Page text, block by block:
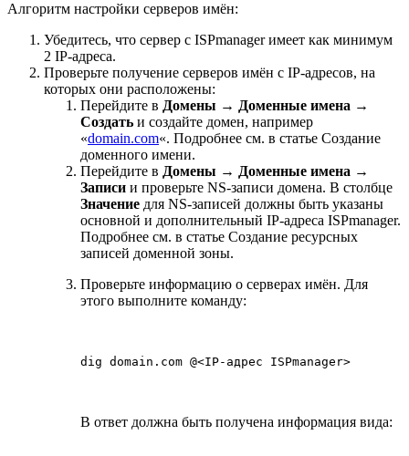
Алгоритм настройки серверов имён:
Убедитесь, что сервер с ISPmanager имеет как минимум
2 IP-адреса.
Проверьте получение серверов имён с IP-адресов, на
которых они расположены:
Перейдите в Домены → Доменные имена →
Создать и создайте домен, например
«domain.com«. Подробнее см. в статье Создание
доменного имени.
Перейдите в Домены → Доменные имена →
Записи и проверьте NS-записи домена. В столбце
Значение для NS-записей должны быть указаны
основной и дополнительный IP-адреса ISPmanager.
Подробнее см. в статье Создание ресурсных
записей доменной зоны.
Проверьте информацию о серверах имён. Для
этого выполните команду:
dig domain.com @<IP-адрес ISPmanager>
В ответ должна быть получена информация вида: